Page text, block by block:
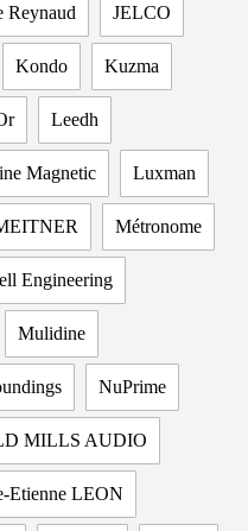
Reynaud JELCO
Kondo Kuzma
Leedh
Magnetic Luxman
Métronome
Engineering
Mulidine
NuPrime
MILLS AUDIO
Etienne LEON